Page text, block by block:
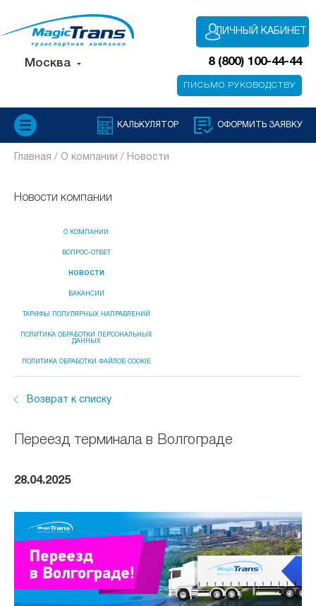
Москва 8 (800) 100-44-44
ЛИЧНЫЙ КАБИНЕТ
ПИСЬМО РУКОВОДСТВУ
КАЛЬКУЛЯТОР ОФОРМИТЬ ЗАЯВКУ
Главная / О компании / Новости
Новости компании
О КОМПАНИИ
ВОПРОС-ОТВЕТ
НОВОСТИ
ВАКАНСИИ
ТАРИФЫ ПОПУЛЯРНЫХ НАПРАВЛЕНИЙ
ПОЛИТИКА ОБРАБОТКИ ПЕРСОНАЛЬНЫХ
ДАННЫХ
ПОЛИТИКА ОБРАБОТКИ ФАЙЛОВ COOKIE
Возврат к списку
Переезд терминала в Волгограде
28.04.2025